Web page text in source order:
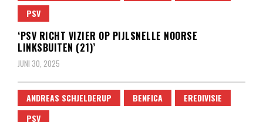
PSV
‘PSV RICHT VIZIER OP PIJLSNELLE NOORSE
LINKSBUITEN (21)’
JUNI 30, 2025
ANDREAS SCHJELDERUP BENFICA
EREDIVISIE
PSV